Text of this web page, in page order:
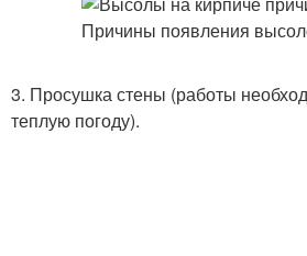
3. Просушка стены (работы
теплую погоду).